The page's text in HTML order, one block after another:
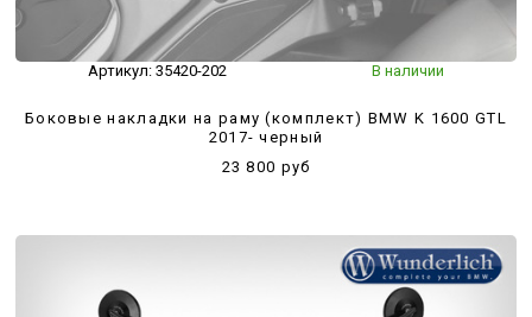
Артикул: 35420-202 В наличии
Боковые накладки на раму (комплект) BMW K 1600 GTL
2017- черный
23 800 руб